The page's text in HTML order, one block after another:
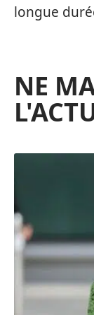
longue
NE